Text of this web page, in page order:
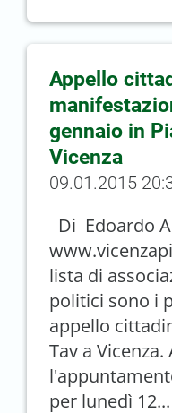
Appello
gennaio in
Vicenza
09.01.2015
Di Edoardo
lista di
politici sono i
appello
Tav a
per lunedì 12...